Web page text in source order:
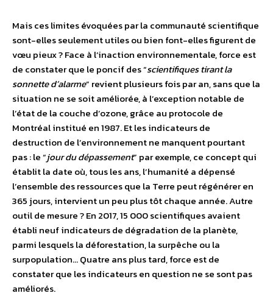
Mais ces limites évoquées par la communauté scientifique
sont-elles seulement utiles ou bien font-elles figurent de
vœu pieux ? Face à l’inaction environnementale, force est
de constater que le poncif des “scientifiques tirant la
sonnette d’alarme” revient plusieurs fois par an, sans que la
situation ne se soit améliorée, à l’exception notable de
l’état de la couche d’ozone, grâce au protocole de
Montréal institué en 1987. Et les indicateurs de
destruction de l’environnement ne manquent pourtant
pas : le “jour du dépassement” par exemple, ce concept qui
établit la date où, tous les ans, l’humanité a dépensé
l’ensemble des ressources que la Terre peut régénérer en
365 jours, intervient un peu plus tôt chaque année. Autre
outil de mesure ? En 2017, 15 000 scientifiques avaient
établi neuf indicateurs de dégradation de la planète,
parmi lesquels la déforestation, la surpêche ou la
surpopulation… Quatre ans plus tard, force est de
constater que les indicateurs en question ne se sont pas
améliorés.